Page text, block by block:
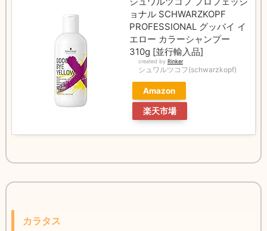
ョナル SCHWARZKOPF
PROFESSIONAL グッバイ イ
エロー カラーシャンプー
310g [並行輸入品]
created by Rinker
シュワルツコフ(schwarzkopf)
Amazon
楽天市場
カラタス